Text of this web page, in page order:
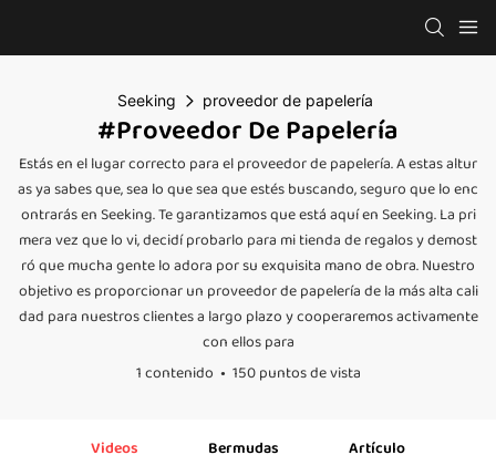
Seeking proveedor de papelería
#proveedor De Papelería
Estás en el lugar correcto para el proveedor de papelería. A estas altur
as ya sabes que, sea lo que sea que estés buscando, seguro que lo enc
ontrarás en Seeking. Te garantizamos que está aquí en Seeking. La pri
mera vez que lo vi, decidí probarlo para mi tienda de regalos y demost
ró que mucha gente lo adora por su exquisita mano de obra. Nuestro
objetivo es proporcionar un proveedor de papelería de la más alta cali
dad para nuestros clientes a largo plazo y cooperaremos activamente
con ellos para
1 contenido
150 puntos de vista
Videos Bermudas Artículo